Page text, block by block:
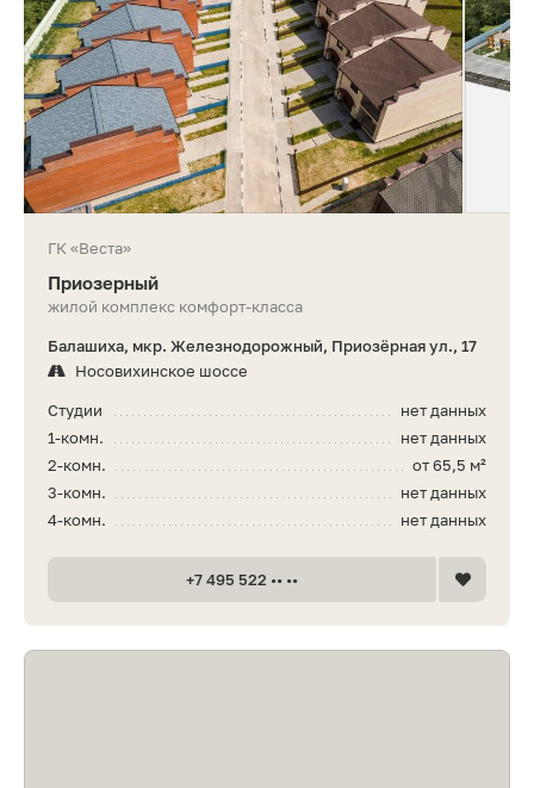
ГК «Веста»
Приозерный
жилой комплекс комфорт-класса
Балашиха, мкр. Железнодорожный, Приозёрная ул., 17
Носовихинское шоссе
нет данных
Студии
нет данных
1-комн.
от 65,5 м²
2-комн.
нет данных
3-комн.
нет данных
4-комн.
+7 495 522 •• ••